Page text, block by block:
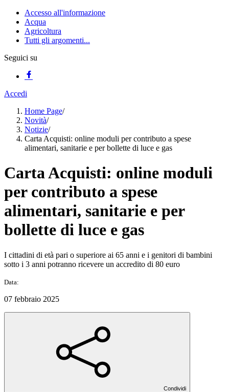
Accesso all'informazione
Acqua
Agricoltura
Tutti gli argomenti...
Seguici su
Accedi
Home Page/
Novità/
Notizie/
Carta Acquisti: online moduli per contributo a spese
alimentari, sanitarie e per bollette di luce e gas
Carta Acquisti: online moduli
per contributo a spese
alimentari, sanitarie e per
bollette di luce e gas
I cittadini di età pari o superiore ai 65 anni e i genitori di bambini
sotto i 3 anni potranno ricevere un accredito di 80 euro
Data:
07 febbraio 2025
Condividi